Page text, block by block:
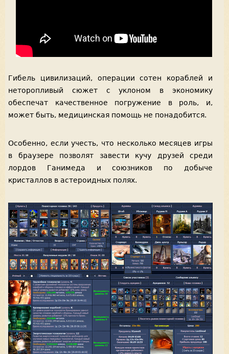
Гибель цивилизаций, операции сотен кораблей и
неторопливый сюжет с уклоном в экономику
обеспечат качественное погружение в роль, и,
может быть, медицинская помощь не понадобится.
Особенно, если учесть, что несколько месяцев игры
в браузере позволят завести кучу друзей среди
лордов Ганимеда и союзников по добыче
кристаллов в астероидных полях.